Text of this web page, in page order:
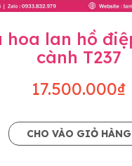
hoa lan hồ
cành T237
17.500.000₫
CHO VÀO GIỎ HÀNG